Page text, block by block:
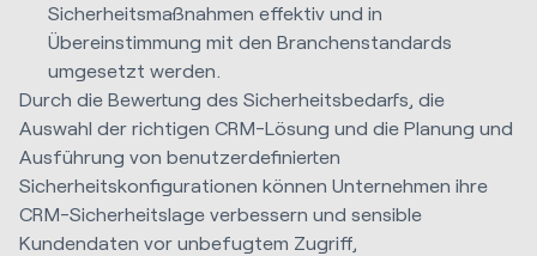
Sicherheitsmaßnahmen effektiv und in
Übereinstimmung mit den Branchenstandards
umgesetzt werden.
Durch die Bewertung des Sicherheitsbedarfs, die
Auswahl der richtigen CRM-Lösung und die Planung und
Ausführung von benutzerdefinierten
Sicherheitskonfigurationen können Unternehmen ihre
CRM-Sicherheitslage verbessern und sensible
Kundendaten vor unbefugtem Zugriff,